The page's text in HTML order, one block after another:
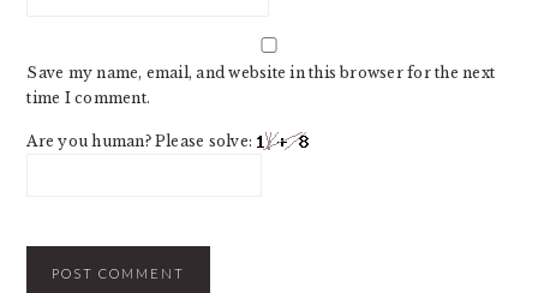
Save my name, email, and website in this browser for the next
time I comment.
Are you human? Please solve: